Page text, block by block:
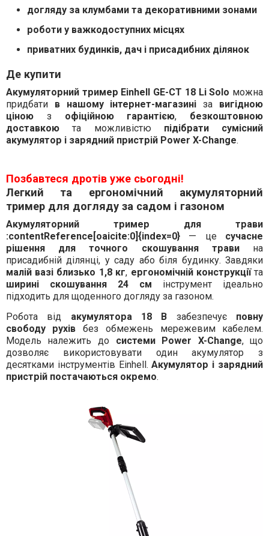
догляду за клумбами та декоративними зонами
роботи у важкодоступних місцях
приватних будинків, дач і присадибних ділянок
Де купити
Акумуляторний тример Einhell GE-CT 18 Li Solo можна
придбати в нашому інтернет-магазині за вигідною
ціноюз офіційною гарантією, безкоштовною
доставкоюта можливістю підібрати сумісний
акумулятор і зарядний пристрій Power X-Change.
Позбавтеся дротів уже сьогодні!
Легкий та ергономічний акумуляторний
тример для догляду за садом і газоном
Акумуляторний тример для трави
:contentReference[oaicite:0]{index=0}— це сучасне
рішення для точного скошування травина
присадибній ділянці, у саду або біля будинку. Завдяки
малій вазі близько 1,8 кг, ергономічній конструкціїта
ширині скошування 24 см інструмент ідеально
підходить для щоденного догляду за газоном.
Робота від акумулятора 18 В забезпечує повну
свободу рухів без обмежень мережевим кабелем.
Модель належить до системи Power X-Change, що
дозволяє використовувати один акумулятор з
десятками інструментів Einhell.Акумулятор і зарядний
пристрій постачаються окремо.